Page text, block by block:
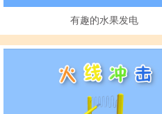
有趣的水果发电